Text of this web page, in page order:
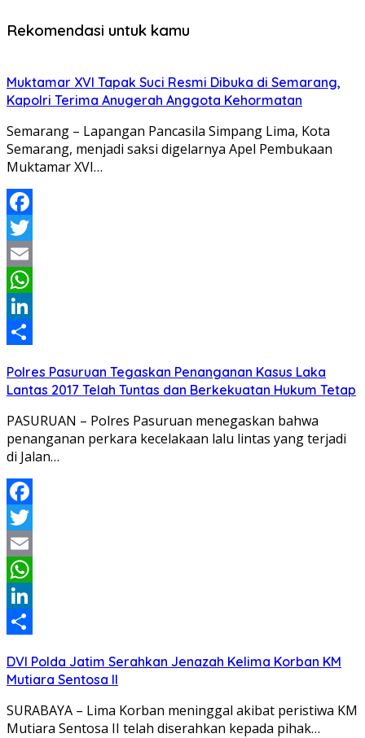
Rekomendasi untuk kamu
Muktamar XVI Tapak Suci Resmi Dibuka di Semarang,
Kapolri Terima Anugerah Anggota Kehormatan
Semarang – Lapangan Pancasila Simpang Lima, Kota
Semarang, menjadi saksi digelarnya Apel Pembukaan
Muktamar XVI…
Facebook
Twitter
Email
WhatsApp
LinkedIn
Polres Pasuruan Tegaskan Penanganan Kasus Laka
Lantas 2017 Telah Tuntas dan Berkekuatan Hukum Tetap
PASURUAN – Polres Pasuruan menegaskan bahwa
penanganan perkara kecelakaan lalu lintas yang terjadi
di Jalan…
Facebook
Twitter
Email
WhatsApp
LinkedIn
DVI Polda Jatim Serahkan Jenazah Kelima Korban KM
Mutiara Sentosa II
SURABAYA – Lima Korban meninggal akibat peristiwa KM
Mutiara Sentosa II telah diserahkan kepada pihak…